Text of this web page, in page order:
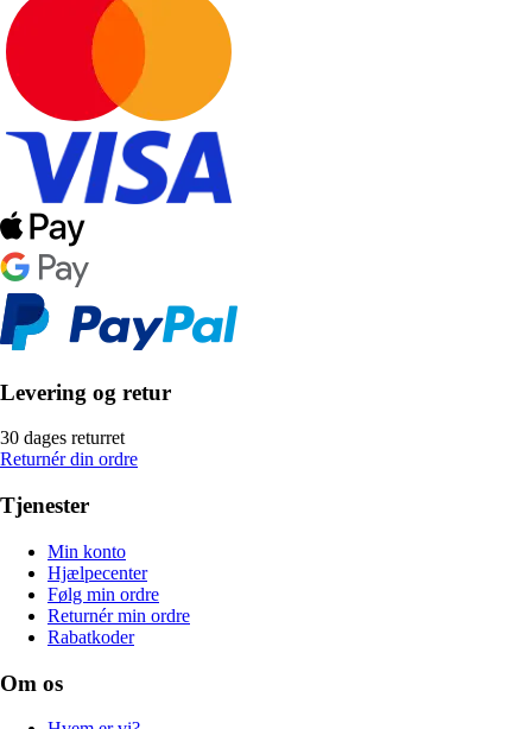
Levering og retur
30 dages returret
Returnér din ordre
Tjenester
Min konto
Hjælpecenter
Følg min ordre
Returnér min ordre
Rabatkoder
Om os